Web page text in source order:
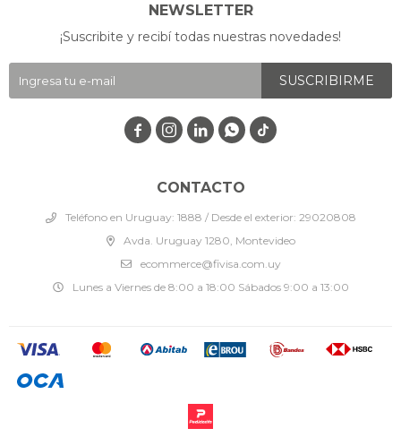
CONTACTO
Teléfono en Uruguay: 1888 / Desde el exterior: 29020808
Avda. Uruguay 1280, Montevideo
ecommerce@fivisa.com.uy
Lunes a Viernes de 8:00 a 18:00 Sábados 9:00 a 13:00
NEWSLETTER
¡Suscribite y recibí todas nuestras novedades!
SUSCRIBIRME
   